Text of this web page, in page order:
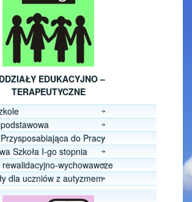
EDUKACYJNO –
TERAPEUTYCZNE
do Pracy
Szkoła I-go stopnia
wychowawcze
dla uczniów z autyzmem